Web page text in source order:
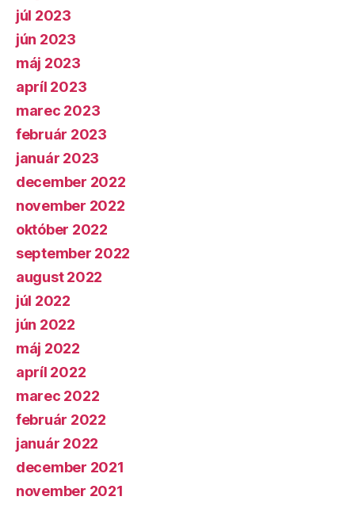
júl 2023
jún 2023
máj 2023
apríl 2023
marec 2023
február 2023
január 2023
december 2022
november 2022
október 2022
september 2022
august 2022
júl 2022
jún 2022
máj 2022
apríl 2022
marec 2022
február 2022
január 2022
december 2021
november 2021